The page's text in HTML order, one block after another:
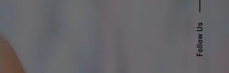
Follow Us